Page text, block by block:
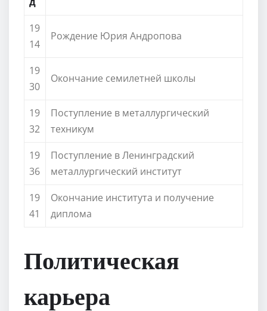
19
14
Рождение Юрия Андропова
19
30
Окончание семилетней школы
19
32
Поступление в металлургический
техникум
19
36
Поступление в Ленинградский
металлургический институт
19
41
Окончание института и получение
диплома
Политическая
карьера